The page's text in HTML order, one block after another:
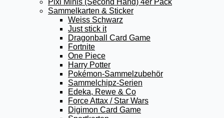
Pixi Minis (Second Hand) 4er Pack
Sammelkarten & Sticker
Weiss Schwarz
Just stick it
Dragonball Card Game
Fortnite
One Piece
Harry Potter
Pokémon-Sammelzubehör
Sammelchipz-Serien
Edeka, Rewe & Co
Force Attax / Star Wars
Digimon Card Game